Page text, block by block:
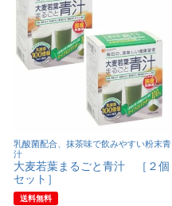
乳酸菌配合、抹茶味で飲みやすい粉末青
汁
大麦若葉まるごと青汁 ［２個
セット］
送料無料